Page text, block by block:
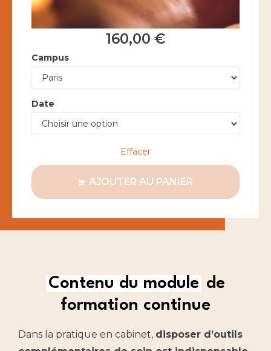
160,00 €
Campus
Date
Effacer
AJOUTER AU PANIER
Contenu du module de
formation continue
Dans la pratique en cabinet, disposer d’outils